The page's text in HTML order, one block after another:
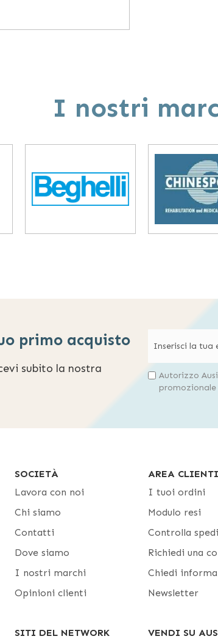
I nostri
primo acquisto
subito la nostra
Autorizzo
SOCIETÀ
Lavora con noi
Chi siamo
Contatti
Dove siamo
I nostri marchi
Opinioni clienti
SITI DEL NETWORK
AREA CLIENTI
I tuoi ordini
Modulo resi
Controlla
Richiedi una
Chiedi
Newsletter
VENDI SU